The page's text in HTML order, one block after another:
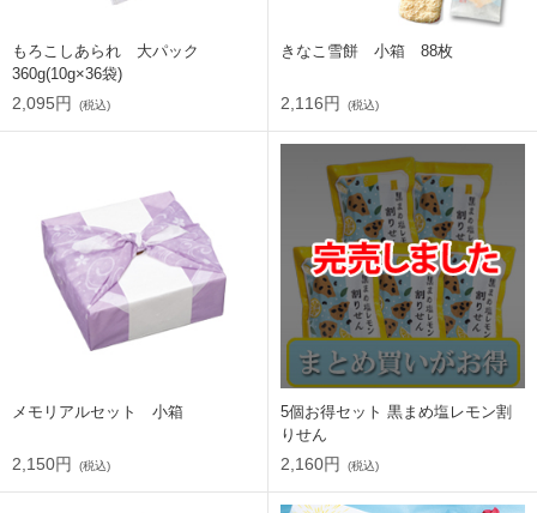
もろこしあられ 大パック
360g(10g×36袋)
2,095円 (税込)
きなこ雪餅 小箱 88枚
2,116円 (税込)
メモリアルセット 小箱
2,150円 (税込)
5個お得セット 黒まめ塩レモン割
りせん
2,160円 (税込)